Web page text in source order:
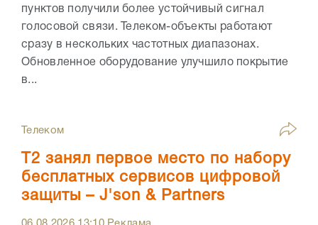
пунктов получили более устойчивый сигнал
голосовой связи. Телеком-объекты работают
сразу в нескольких частотных диапазонах.
Обновленное оборудование улучшило покрытие
в...
Телеком
Т2 занял первое место по набору
бесплатных сервисов цифровой
защиты – J'son & Partners